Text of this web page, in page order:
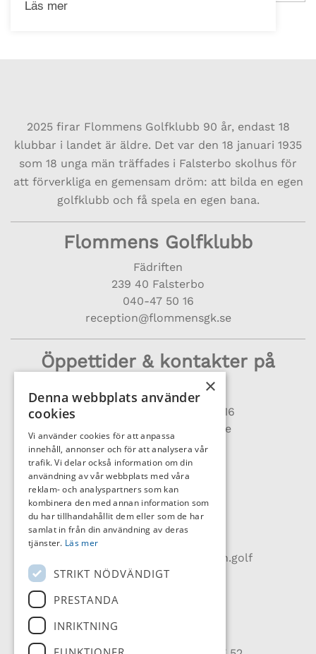
Läs mer
Flommens Golfklubb
Fädriften
239 40 Falsterbo
040-47 50 16
reception@flommensgk.se
2025 firar Flommens Golfklubb 90 år, endast18
klubbar i landet är äldre. Det var den 18 januari 1935
som 18 unga män träffades i Falsterbo skolhus för
att förverkliga en gemensam dröm: att bilda en egen
golfklubb och få spela en egen bana.
Öppettider & kontakter på
040 – 47 50 16
reception@flommensgk.se
Vardagar 8-17
Helg & helgdagar 8-15
Golfshop/Pro:
Vardagar 8-17
Helg & helgdagar 8-15
petter.bengtsson@pgasweden.golf
Alla dagar 9-20
Varma köket 11:30-16
×
Denna webbplats använder
cookies
Vi använder cookies för att anpassa
innehåll, annonser och för att analysera vår
trafik. Vi delar också information om din
användning av vår webbplats med våra
reklam- och analyspartners som kan
kombinera den med annan information som
du har tillhandahållit dem eller som de har
samlat in från din användning av deras
tjänster. Läs mer
STRIKT NÖDVÄNDIGT
PRESTANDA
INRIKTNING